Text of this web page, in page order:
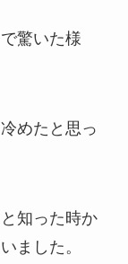
驚いた様
めたと思っ
知った時か
ました。